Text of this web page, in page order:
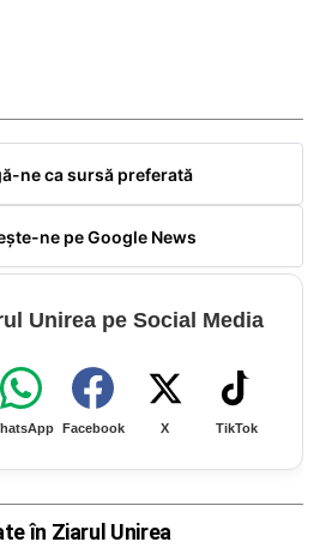
ne ca sursă preferată
ne pe Google News
Unirea pe Social Media
Facebook X TikTok
în Ziarul Unirea